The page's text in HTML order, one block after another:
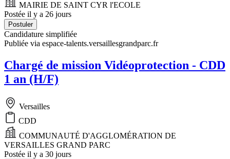
MAIRIE DE SAINT CYR l'ECOLE
Postée il y a 26 jours
Postuler
Candidature simplifiée
Publiée via espace-talents.versaillesgrandparc.fr
Chargé de mission Vidéoprotection - CDD
1 an (H/F)
Versailles
CDD
COMMUNAUTÉ D'AGGLOMÉRATION DE
VERSAILLES GRAND PARC
Postée il y a 30 jours